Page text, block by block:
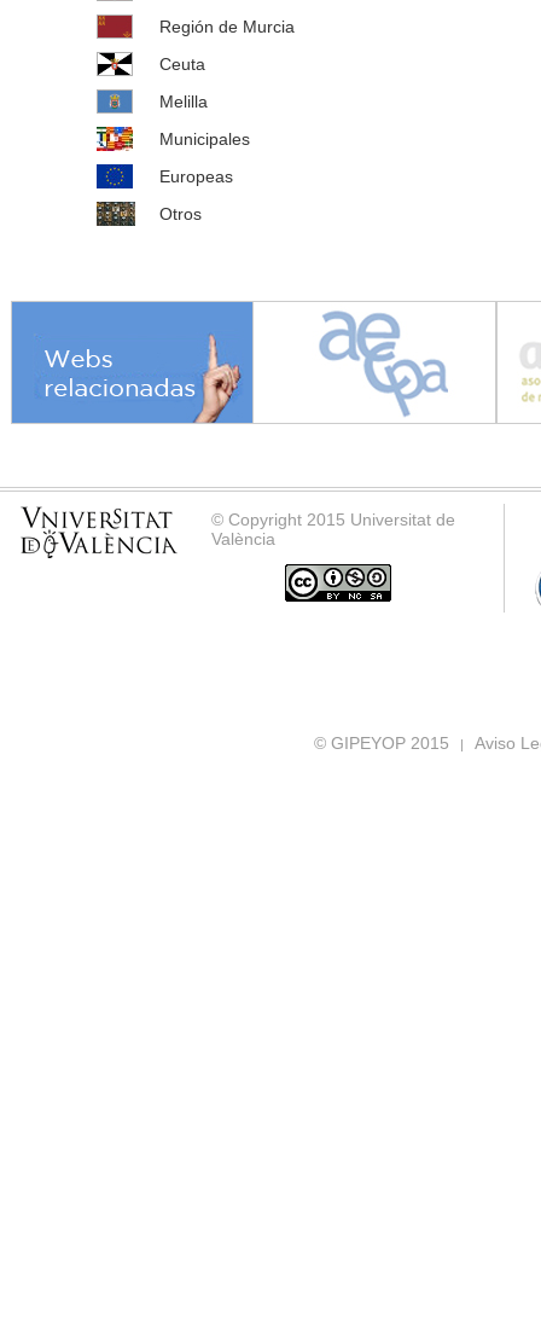
Región de Murcia
Ceuta
Melilla
Municipales
Europeas
Otros
© Copyright 2015 Universitat de
València
© GIPEYOP 2015 | Aviso